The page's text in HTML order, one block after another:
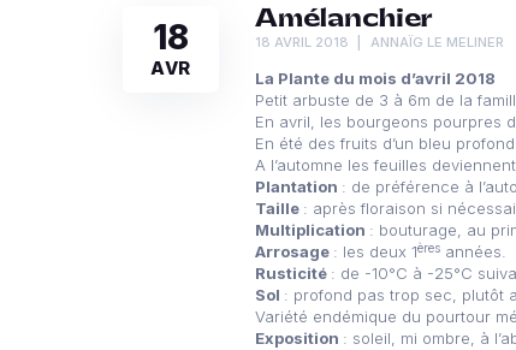
18
AVR
Amélanchier
18 AVRIL 2018 ANNAÏG LE MELINER
La Plante du mois d’avril 2018
Petit arbuste de 3 à 6m de la
En avril, les bourgeons pourpres
En été des fruits d’un bleu
A l’automne les feuilles
Plantation : de préférence à
Taille : après floraison si
Multiplication : bouturage, au
Arrosage : les deux 1ères années.
Rusticité : de -10°C à -25°C
Sol : profond pas trop sec, plutôt
Variété endémique du pourtour
Exposition : soleil, mi ombre, à